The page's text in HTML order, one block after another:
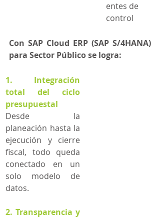
entes de
control
Con SAP Cloud ERP (SAP S/4HANA)
para Sector Público se logra:
1. Integración
total del ciclo
presupuestal
Desde la
planeación hasta la
ejecución y cierre
fiscal, todo queda
conectado en un
solo modelo de
datos.
2. Transparencia y